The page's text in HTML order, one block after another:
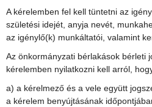
A kérelemben fel kell tüntetni az
születési idejét, anyja nevét,
az igénylő(k) munkáltatói, valamint
Az önkormányzati bérlakások bérleti
kérelemben nyilatkozni kell arról,
a) a kérelmező és a vele együtt
a kérelem benyújtásának